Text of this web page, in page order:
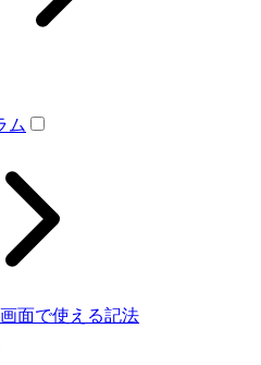
ム
面で使える記法